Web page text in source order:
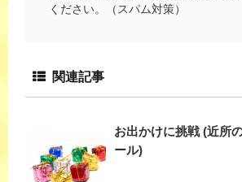
ください。（スパム対策）
関連記事
お出かけに挑戦 (近所
ール)